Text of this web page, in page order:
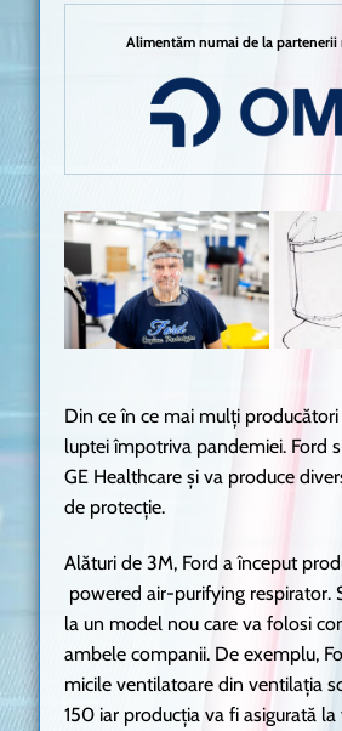
Alimentăm numai de la partenerii
Din ce în ce mai mulți
luptei împotriva pandemiei. Ford
GE Healthcare și va produce
de protecție.
Alături de 3M, Ford a început
powered air-purifying respirator.
la un model nou care va folosi
ambele companii. De exemplu,
micile ventilatoare din ventilația
150 iar producția va fi asigurată la